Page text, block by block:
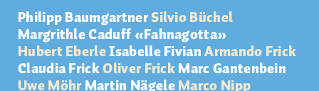
Philipp BaumgartnerSilvio Büchel
Margrithle Caduff «Fahnagotta»
Hubert EberleIsabelle FivianArmando Frick
Claudia FrickOliver FrickMarc Gantenbein
Uwe MöhrMartin NägeleMarco Nipp